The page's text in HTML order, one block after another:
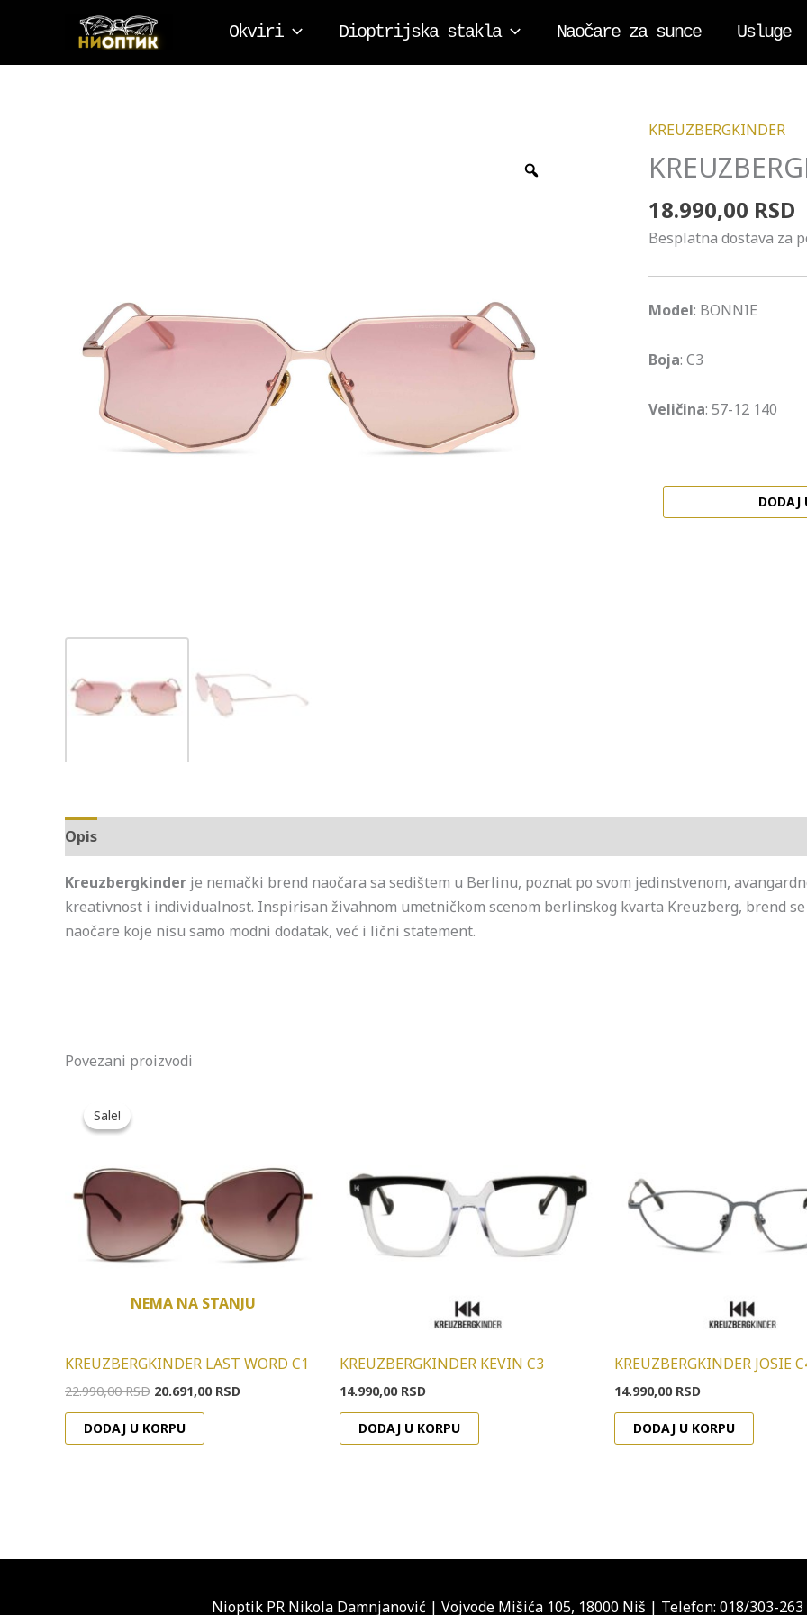
Okviri Dioptrijska stakla Naočare za sunce Usluge
KREUZBERGKINDER
18.990,00 RSD
Besplatna dostava za
Model: BONNIE
Boja: C3
Veličina: 57-12 140
KREUZBERGKINDER
BONNIE
C3
količina
DODAJ
Opis
Kreuzbergkinder je nemački brend naočara sa sedištem u Berlinu, poznat po svom jedinstvenom,
kreativnost i individualnost. Inspirisan živahnom umetničkom scenom berlinskog kvarta Kreuzberg, brend
naočare koje nisu samo modni dodatak, već i lični statement.
Povezani proizvodi
Sale!
NEMA NA STANJU
Sale!
KREUZBERGKINDER LAST WORD C1
22.990,00RSD 20.691,00 RSD
DODAJ U KORPU
KREUZBERGKINDER KEVIN C3
14.990,00 RSD
DODAJ U KORPU
KREUZBERGKINDER JOSIE
14.990,00 RSD
DODAJ U KORPU
Nioptik PR Nikola Damnjanović | Vojvode Mišića 105, 18000 Niš | Telefon: 018/303-263